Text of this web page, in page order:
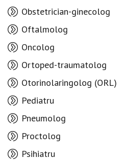
Obstetrician-ginecolog
Oftalmolog
Oncolog
Ortoped-traumatolog
Otorinolaringolog (ORL)
Pediatru
Pneumolog
Proctolog
Psihiatru